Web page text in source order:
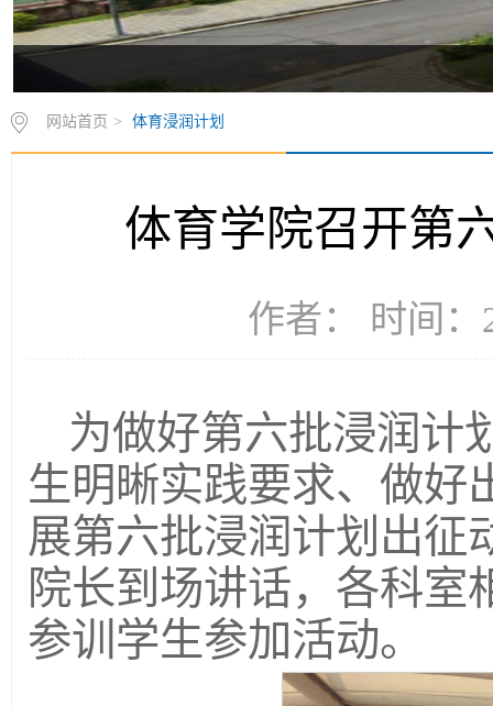
网站首页 > 体育浸润计划
体育学院召开第
作者： 时间：
为做好第六批浸润计
生明晰实践要求、做好
展第六批浸润计划出征
院长到场讲话，各科室
参训学生参加活动。